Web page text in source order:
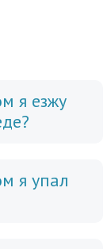
я езжу
я упал